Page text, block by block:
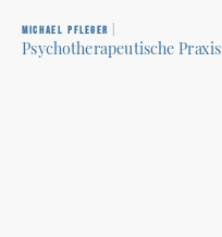
M i c h a e l P f l e g e r
Psychotherapeutische Praxis